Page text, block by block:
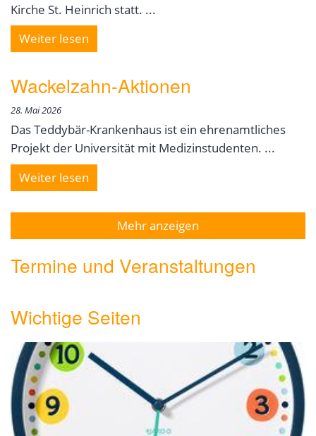
Kirche St. Heinrich statt. ...
Weiter lesen
Wackelzahn-Aktionen
28. Mai 2026
Das Teddybär-Krankenhaus ist ein ehrenamtliches
Projekt der Universität mit Medizinstudenten. ...
Weiter lesen
Mehr anzeigen
Termine und Veranstaltungen
Wichtige Seiten